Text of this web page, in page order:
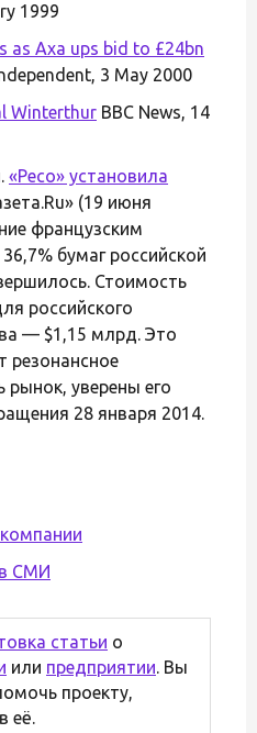
1999
as Axa ups bid to £24bn
3 May 2000
Winterthur BBC News, 14
«Ресо» установила
(19 июня
французским
бумаг российской
Стоимость
российского
— $1,15 млрд. Это
резонансное
рынок, уверены его
28 января 2014.
СМИ
статьи о
или предприятии. Вы
проекту,
её.